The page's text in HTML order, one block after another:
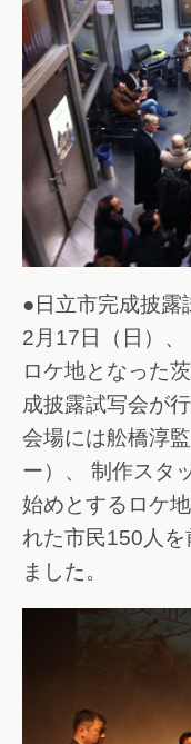
●日立市完成披露
2月17日（日）
ロケ地となった
成披露試写会が
会場には舩橋淳
ー）、 制作スタ
始めとするロケ
れた市民150人
ました。